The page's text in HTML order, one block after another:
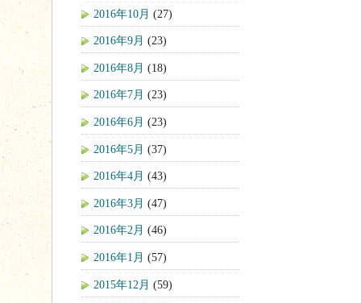
2016年10月 (27)
2016年9月 (23)
2016年8月 (18)
2016年7月 (23)
2016年6月 (23)
2016年5月 (37)
2016年4月 (43)
2016年3月 (47)
2016年2月 (46)
2016年1月 (57)
2015年12月 (59)